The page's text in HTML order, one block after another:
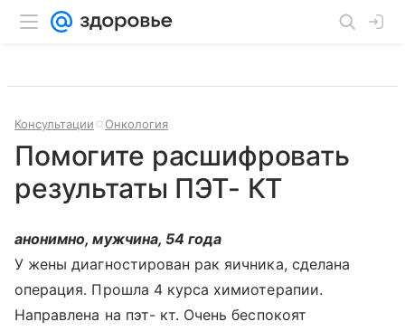
Консультации Онкология
Помогите расшифровать
результаты ПЭТ- КТ
анонимно, мужчина, 54 года
У жены диагностирован рак яичника, сделана
операция. Прошла 4 курса химиотерапии.
Направлена на пэт- кт. Очень беспокоят